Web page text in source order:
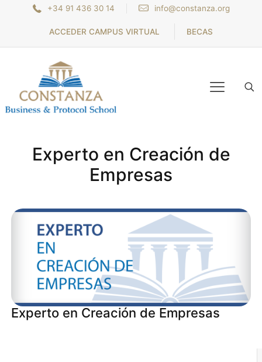
+34 91 436 30 14 info@constanza.org
ACCEDER CAMPUS VIRTUAL BECAS
Experto en Creación de
Empresas
Experto en Creación de Empresas